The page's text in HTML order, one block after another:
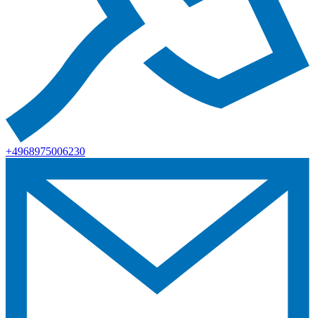
+4968975006230